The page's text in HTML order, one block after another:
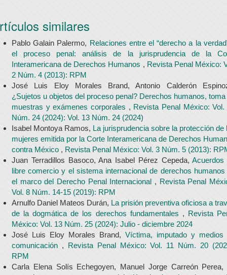
similares
Pablo Galain Palermo, Relaciones entre el “derecho a la
el proceso penal: análisis de la jurisprudencia de la
Interamericana de Derechos Humanos , Revista Penal México:
2 Núm. 4 (2013): RPM
José Luis Eloy Morales Brand, Antonio Calderón
¿Sujetos u objetos del proceso penal? Derechos humanos, toma
muestras y exámenes corporales , Revista Penal México: Vol.
Núm. 24 (2024): Vol. 13 Núm. 24 (2024)
Isabel Montoya Ramos, La jurisprudencia sobre la protección de
mujeres emitida por la Corte Interamericana de Derechos
contra México , Revista Penal México: Vol. 3 Núm. 5 (2013):
Juan Terradillos Basoco, Ana Isabel Pérez Cepeda,Acuerdos
libre comercio y el sistema internacional de derechos humanos
el marco del Derecho Penal Internacional , Revista Penal
Vol. 8 Núm. 14-15 (2019): RPM
Arnulfo Daniel Mateos Durán, La prisión preventiva oficiosa a
de la dogmática de los derechos fundamentales , Revista
México: Vol. 13 Núm. 25 (2024): Julio - diciembre 2024
José Luis Eloy Morales Brand, Víctima, imputado y medios
comunicación , Revista Penal México: Vol. 11 Núm. 20
RPM
Carla Elena Solís Echegoyen, Manuel Jorge Carreón Perea,